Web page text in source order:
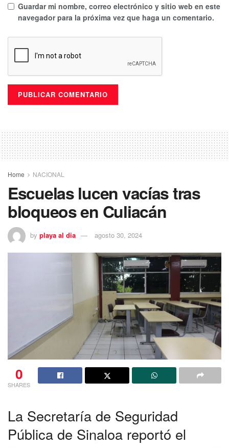
Guardar mi nombre, correo electrónico y sitio web en este
navegador para la próxima vez que haga un comentario.
Home NACIONAL
Escuelas lucen vacías tras
bloqueos en Culiacán
by playa al dia agosto 30, 2024
0
SHARES
La Secretaría de Seguridad
Pública de Sinaloa reportó el